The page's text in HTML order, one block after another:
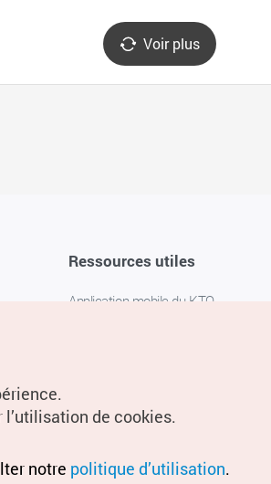
Voir plus
Ressources utiles
Application mobile du KTO
l’utilisation de cookies.
notre politique d’utilisation.